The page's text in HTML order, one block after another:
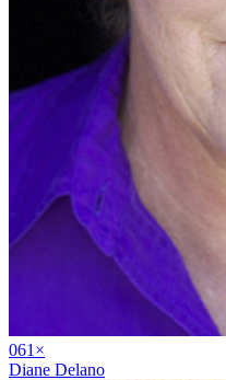
061 ×
Diane Delano